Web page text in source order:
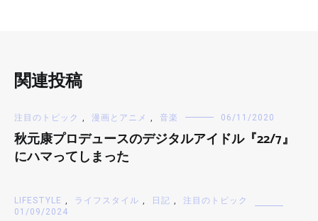
関連投稿
注目のトピック , 漫画とアニメ , 音楽 06/11/2020
秋元康プロデュースのデジタルアイドル『22/7』
にハマってしまった
LIFESTYLE , ライフスタイル , 日記 ,
注目のトピック
01/09/2024